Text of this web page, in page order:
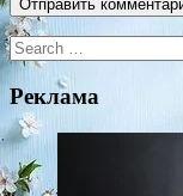
Search
for:
Реклама